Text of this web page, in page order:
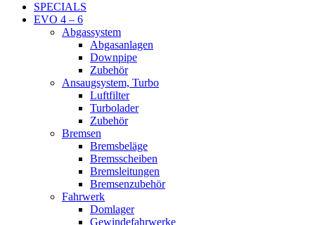
SPECIALS
EVO 4 – 6
Abgassystem
Abgasanlagen
Downpipe
Zubehör
Ansaugsystem, Turbo
Luftfilter
Turbolader
Zubehör
Bremsen
Bremsbeläge
Bremsscheiben
Bremsleitungen
Bremsenzubehör
Fahrwerk
Domlager
Gewindefahrwerke